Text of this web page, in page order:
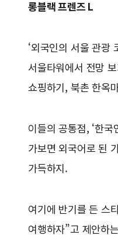
롱블랙 프렌즈 L
‘외국인의 서울 관광
서울타워에서 전망
쇼핑하기, 북촌 한옥
이들의 공통점, ‘한
가보면 외국어로 된
가득하지.
여기에 반기를 든 스
여행하자”고 제안하